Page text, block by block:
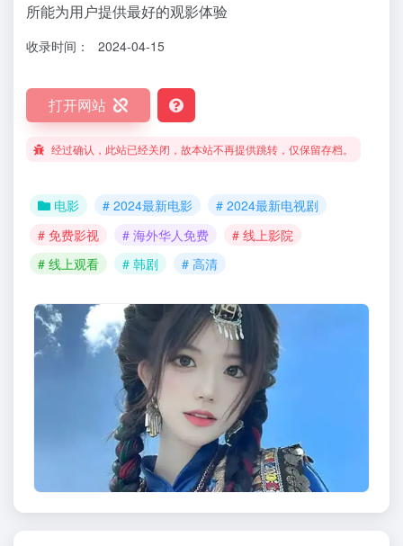
所能为用户提供最好的观影体验
收录时间： 2024-04-15
打开网站
经过确认，此站已经关闭，故本站不再提供跳转，仅保留存档。
电影 # 2024最新电影
# 2024最新电视剧
# 免费影视
# 海外华人免费
# 线上影院
# 线上观看
# 韩剧 # 高清